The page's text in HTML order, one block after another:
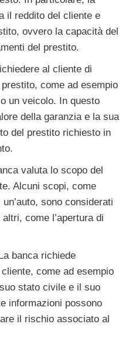
il reddito del cliente e
ovvero la capacità del
del prestito.
al cliente di
come ad esempio
un veicolo. In questo
della garanzia e la sua
del prestito richiesto in
valuta lo scopo del
Alcuni scopi, come
sono considerati
come l’apertura di
banca richiede
come ad esempio
stato civile e il suo
informazioni possono
il rischio associato al